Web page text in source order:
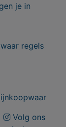
je in
regels
Volg ons